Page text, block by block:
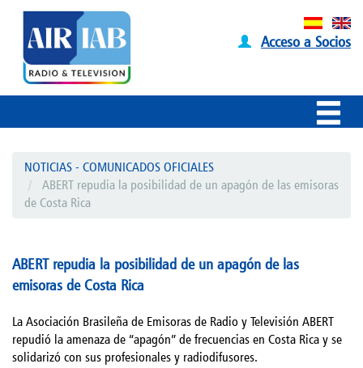
Acceso a Socios
NOTICIAS - COMUNICADOS OFICIALES
ABERT repudia la posibilidad de un apagón de las emisoras
de Costa Rica
ABERT repudia la posibilidad de un apagón de las
emisoras de Costa Rica
La Asociación Brasileña de Emisoras de Radio y Televisión ABERT
repudió la amenaza de “apagón” de frecuencias en Costa Rica y se
solidarizó con sus profesionales y radiodifusores.